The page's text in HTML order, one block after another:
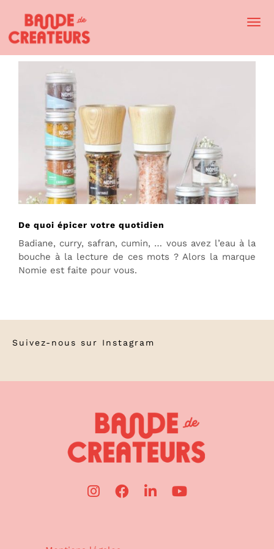
De quoi épicer votre quotidien
Badiane, curry, safran, cumin, … vous avez l’eau à la
bouche à la lecture de ces mots ? Alors la marque
Nomie est faite pour vous.
Suivez-nous sur Instagram